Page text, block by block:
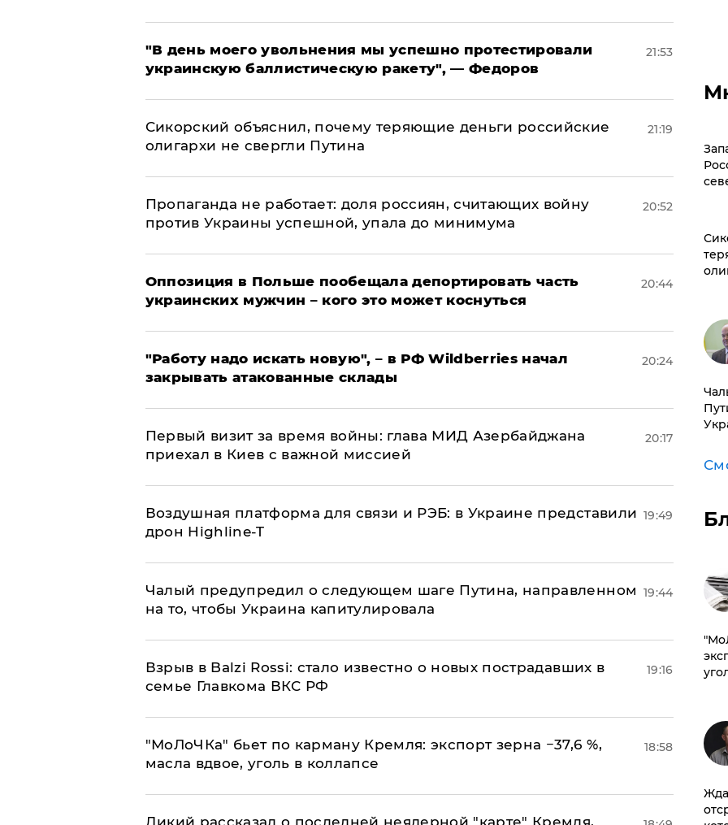
​"В день моего увольнения мы успешно протестировали
украинскую баллистическую ракету", — Федоров
21:53
Сикорский объяснил, почему теряющие деньги российские
олигархи не свергли Путина
21:19
​Пропаганда не работает: доля россиян, считающих войну
против Украины успешной, упала до минимума
20:52
Оппозиция в Польше пообещала депортировать часть
украинских мужчин – кого это может коснуться
20:44
"Работу надо искать новую", – в РФ Wildberries начал
закрывать атакованные склады
20:24
Первый визит за время войны: глава МИД Азербайджана
приехал в Киев с важной миссией
20:17
Воздушная платформа для связи и РЭБ: в Украине представили
дрон Highline-T
19:49
Чалый предупредил о следующем шаге Путина, направленном
на то, чтобы Украина капитулировала
19:44
Взрыв в Balzi Rossi: стало известно о новых пострадавших в
семье Главкома ВКС РФ
19:16
​"МоЛоЧКа" бьет по карману Кремля: экспорт зерна −37,6 %,
масла вдвое, уголь в коллапсе
18:58
Дикий рассказал о последней неядерной "карте" Кремля,